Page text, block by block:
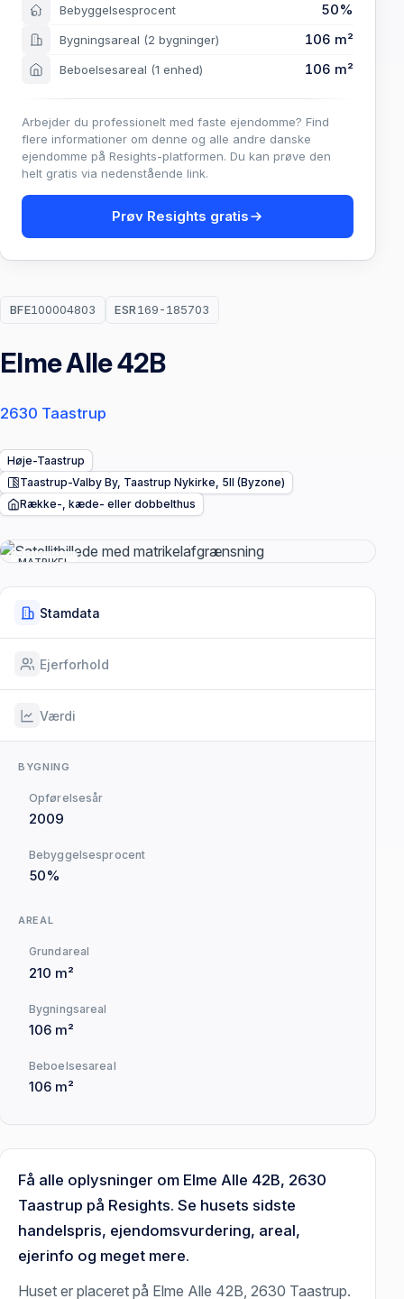
BFE100004803 ESR169-185703
Elme Alle 42B
2630 Taastrup
Høje-Taastrup
Taastrup-Valby By, Taastrup Nykirke, 5ll (Byzone)
Række-, kæde- eller dobbelthus
MATRIKEL
Stamdata
Ejerforhold
Værdi
BYGNING
Opførelsesår
2009
Bebyggelsesprocent
50%
AREAL
Grundareal
210 m²
Bygningsareal
106 m²
Beboelsesareal
106 m²
Få alle oplysninger om Elme Alle 42B, 2630
Taastrup på Resights. Se husets sidste
handelspris, ejendomsvurdering, areal,
ejerinfo og meget mere.
Huset er placeret på Elme Alle 42B, 2630 Taastrup.
Bebyggelsesprocent 50%
Bygningsareal (2 bygninger) 106 m²
Beboelsesareal (1 enhed) 106 m²
Arbejder du professionelt med faste ejendomme? Find
flere informationer om denne og alle andre danske
ejendomme på Resights-platformen. Du kan prøve den
helt gratis via nedenstående link.
Prøv Resights gratis